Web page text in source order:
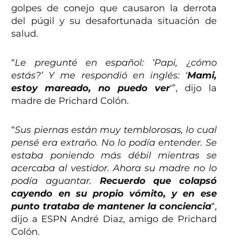
golpes de conejo que causaron la derrota
del púgil y su desafortunada situación de
salud.
“Le pregunté en español: ‘Papi, ¿cómo
estás?’ Y me respondió en inglés: ‘Mami,
estoy mareado, no puedo ver‘”, dijo la
madre de Prichard Colón.
“Sus piernas están muy temblorosas, lo cual
pensé era extraño. No lo podía entender. Se
estaba poniendo más débil mientras se
acercaba al vestidor. Ahora su madre no lo
podía aguantar. Recuerdo que colapsó
cayendo en su propio vómito, y en ese
punto trataba de mantener la conciencia“,
dijo a ESPN André Diaz, amigo de Prichard
Colón.